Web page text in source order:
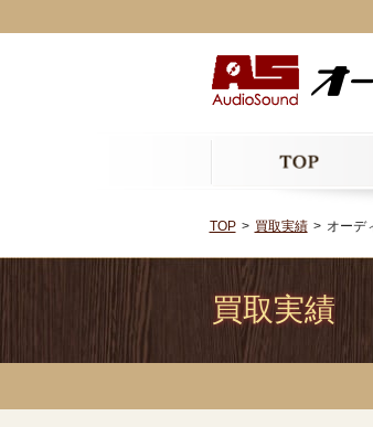
TOP 買取実績 オーデ
買取実績